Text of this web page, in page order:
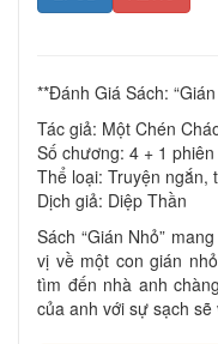
**Đánh Giá Sách: “Gián
Tác giả: Một Chén
Số chương: 4 + 1
Thể loại: Truyện
Dịch giả: Diệp Thần
Sách “Gián Nhỏ”
vị về một con gián
tìm đến nhà anh
của anh với sự sạch